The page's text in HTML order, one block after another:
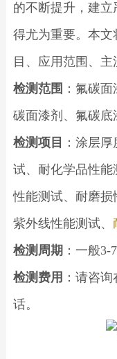
的不断提升，建
得尤为重要。本
目、应用范围、主
检测范围 ：氟碳
碳面漆剂、氟碳底
检测项目
：涂层厚
试、耐化学品性
性能测试、耐磨
紫外线性能测试、
检测周期 ：一般3-
检测费用 ：请咨
话。